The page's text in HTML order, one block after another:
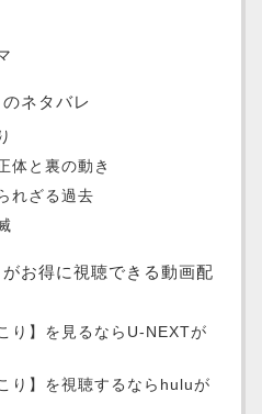
のネタバレ
体と裏の動き
れざる過去
がお得に視聴できる動画配
り】を見るならU-NEXTが
り】を視聴するならhuluが